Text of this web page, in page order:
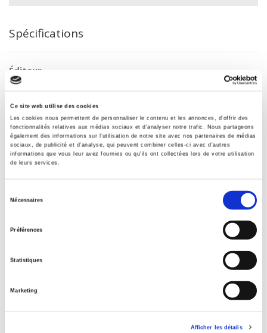
Ce site web utilise des cookies
Les cookies nous permettent de personnaliser le contenu et les annonces, d'offrir des
fonctionnalités relatives aux médias sociaux et d'analyser notre trafic. Nous partageons
également des informations sur l'utilisation de notre site avec nos partenaires de médias
sociaux, de publicité et d'analyse, qui peuvent combiner celles-ci avec d'autres
informations que vous leur avez fournies ou qu'ils ont collectées lors de votre utilisation
de leurs services.
Nécessaires
Préférences
Statistiques
Marketing
Afficher les détails
Spécifications
Éditeur
Presses de Sciences Po
Auteur
Anca Boboc, François Granier,Laurence Ould-Ferhat
Revue
Sociologies pratiques (2010-2024)
ISSN
Langue
Catégorie (éditeur)
Catégorie (éditeur)
BISAC Subject Heading
SOC000000 SOCIAL SCIENCE > SOC026000 SOCIAL SCIENCE
/ Sociology